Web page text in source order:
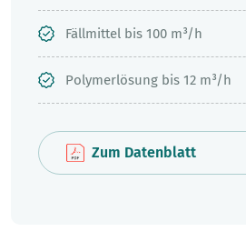
Fällmittel bis 100 m³/h
Polymerlösung bis 12 m³/h
Zum Datenblatt